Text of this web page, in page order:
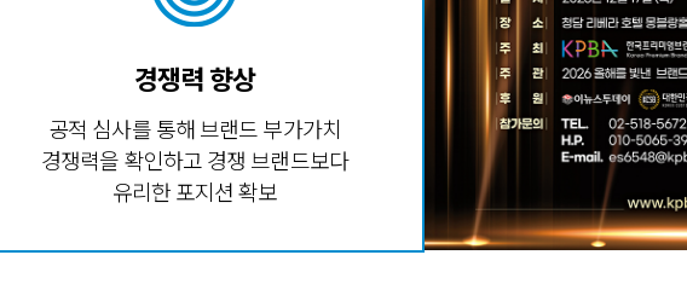
경쟁력 향상
공적 심사를 통해 브랜드 부가가치
경쟁력을 확인하고 경쟁 브랜드보다
유리한 포지션 확보